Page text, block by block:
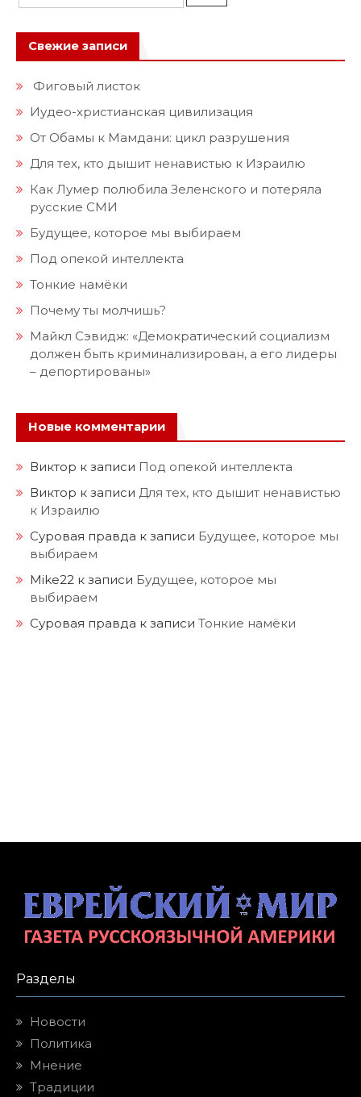
Свежие записи
Фиговый листок
Иудео-христианская цивилизация
От Обамы к Мамдани: цикл разрушения
Для тех, кто дышит ненавистью к Израилю
Как Лумер полюбила Зеленского и потеряла
русские СМИ
Будущее, которое мы выбираем
Под опекой интеллекта
Тонкие намёки
Почему ты молчишь?
Майкл Сэвидж: «Демократический социализм
должен быть криминализирован, а его лидеры
– депортированы»
Новые комментарии
Виктор к записи Под опекой интеллекта
Виктор к записи Для тех, кто дышит ненавистью
к Израилю
Суровая правда к записи Будущее, которое мы
выбираем
Mike22 к записи Будущее, которое мы
выбираем
Суровая правда к записи Тонкие намёки
Разделы
Новости
Политика
Мнение
Традиции